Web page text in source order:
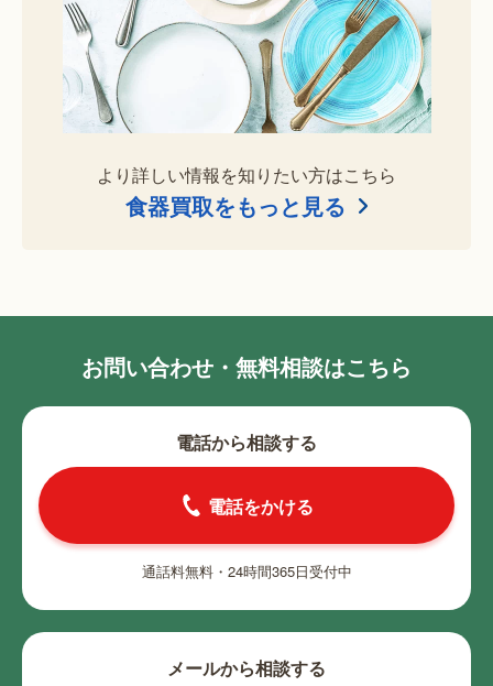
より詳しい情報を知りたい方はこちら
食器買取をもっと見る
お問い合わせ・無料相談はこちら
電話から相談する
電話をかける
通話料無料・24時間365日受付中
メールから相談する